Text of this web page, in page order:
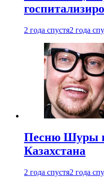
2 года спустя2 года
Песню Шуры
Казахстана
2 года спустя2 года